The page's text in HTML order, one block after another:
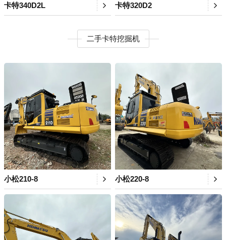
卡特340D2L 卡特320D2
二手卡特挖掘机
小松210-8 小松220-8